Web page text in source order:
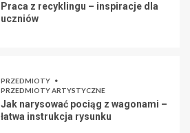
Praca z recyklingu – inspiracje dla
uczniów
PRZEDMIOTY
PRZEDMIOTY ARTYSTYCZNE
Jak narysować pociąg z wagonami –
łatwa instrukcja rysunku